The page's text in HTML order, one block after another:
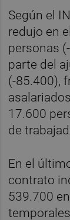
Según el
redujo en
personas
parte del
(-85.400),
17.600
de
En el
contrato
539.700